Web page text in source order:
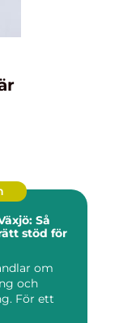
Så
stöd för
om
och
För ett